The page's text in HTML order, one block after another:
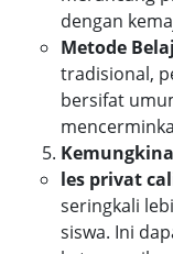
dengan
Metode
tradisional,
bersifat
les privat
seringkali
siswa. Ini